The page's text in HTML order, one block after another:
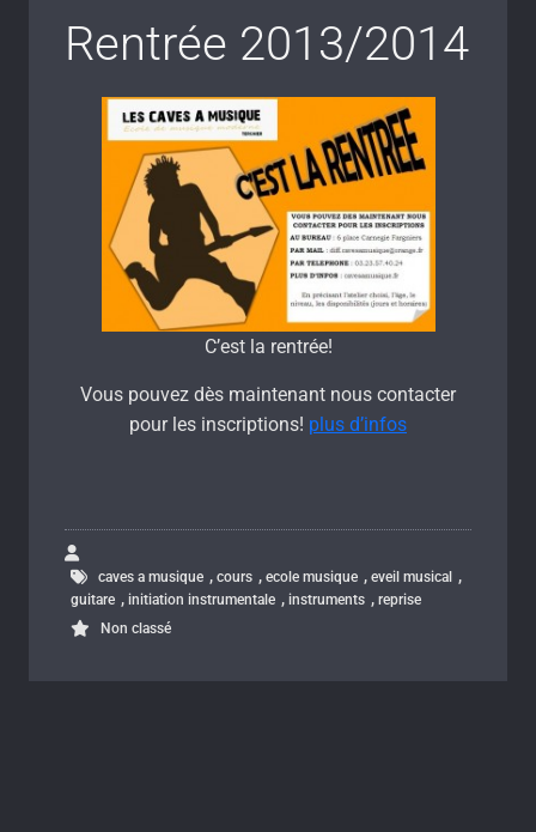
Rentrée 2013/2014
C’est la rentrée!
Vous pouvez dès maintenant nous contacter
pour les inscriptions! plus d’infos
caves a musique , cours , ecole musique , eveil musical ,
guitare , initiation instrumentale , instruments , reprise
Non classé